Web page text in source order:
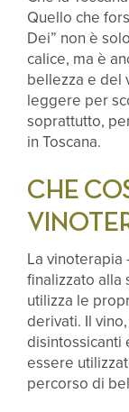
Quello che
Dei” non è
calice, ma è
bellezza e del
leggere per
soprattutto,
in Toscana.
CHE
La vinoterapia
finalizzato alla
utilizza le
derivati. Il
disintossicanti
essere
percorso di